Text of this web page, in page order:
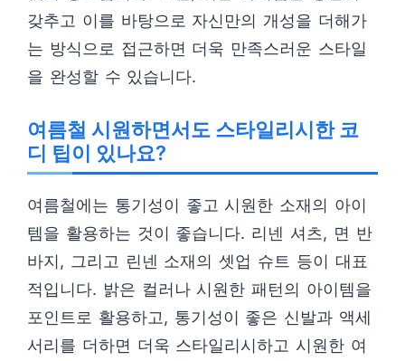
갖추고 이를 바탕으로 자신만의 개성을 더해가
는 방식으로 접근하면 더욱 만족스러운 스타일
을 완성할 수 있습니다.
여름철 시원하면서도 스타일리시한 코
디 팁이 있나요?
여름철에는 통기성이 좋고 시원한 소재의 아이
템을 활용하는 것이 좋습니다. 리넨 셔츠, 면 반
바지, 그리고 린넨 소재의 셋업 슈트 등이 대표
적입니다. 밝은 컬러나 시원한 패턴의 아이템을
포인트로 활용하고, 통기성이 좋은 신발과 액세
서리를 더하면 더욱 스타일리시하고 시원한 여